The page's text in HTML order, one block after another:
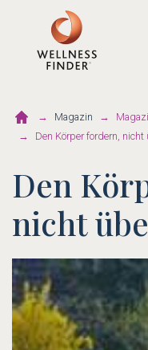
Magazin
Den Körper fordern, nicht
Den
nicht